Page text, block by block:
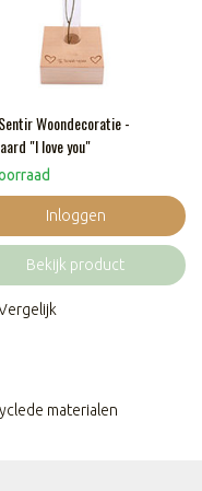
Woondecoratie -
"I love you"
Inloggen
Bekijk product
materialen